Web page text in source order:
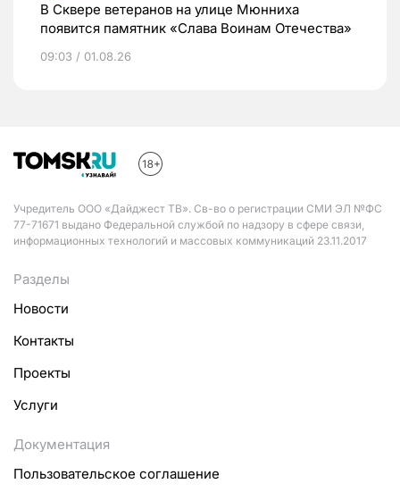
В Сквере ветеранов на улице Мюнниха
появится памятник «Слава Воинам Отечества»
09:03 / 01.08.26
Учредитель ООО «Дайджест ТВ». Св-во о регистрации СМИ ЭЛ №ФС
77-71671 выдано Федеральной службой по надзору в сфере связи,
информационных технологий и массовых коммуникаций 23.11.2017
Разделы
Новости
Контакты
Проекты
Услуги
Документация
Пользовательское соглашение